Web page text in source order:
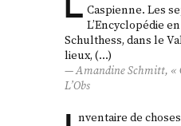
Caspienne. Les
L’Encyclopédie
Schulthess, dans le
lieux, (…)
Amandine Schmitt, «
L’Obs
nventaire de